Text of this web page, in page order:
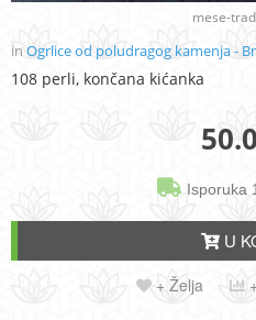
mese-
in Ogrlice od poludragog kamenja -
108 perli, končana kićanka
Isporuka
U
+ Želja